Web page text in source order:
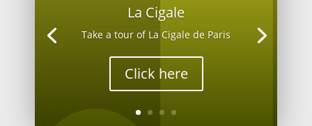
La Cigale
Take a tour of La Cigale de Paris
Click here